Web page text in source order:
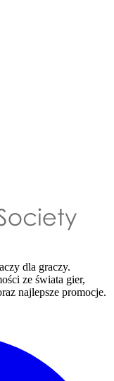
dla graczy.
ze świata gier,
najlepsze promocje.